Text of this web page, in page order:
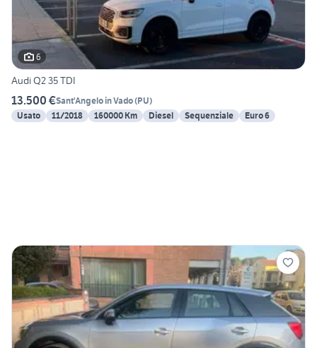
6
Audi Q2 35 TDI
13.500 €Sant'Angelo in Vado(PU)
Usato
11/2018 160000 Km Diesel Sequenziale Euro 6